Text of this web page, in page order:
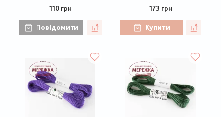
110 грн
Повідомити
173 грн
Купити